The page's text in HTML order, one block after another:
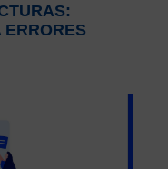
ERRORES